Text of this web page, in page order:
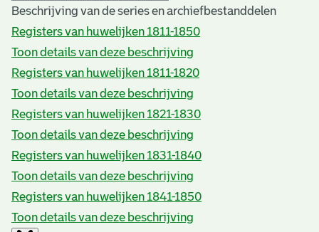
Beschrijving van de series en archiefbestanddelen
Registers van huwelijken 1811-1850
Toon details van deze beschrijving
Registers van huwelijken 1811-1820
Toon details van deze beschrijving
Registers van huwelijken 1821-1830
Toon details van deze beschrijving
Registers van huwelijken 1831-1840
Toon details van deze beschrijving
Registers van huwelijken 1841-1850
Toon details van deze beschrijving